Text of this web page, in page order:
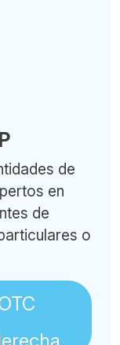
de
en
de
o